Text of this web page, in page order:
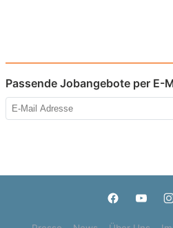
Passende Jobangebote per E-